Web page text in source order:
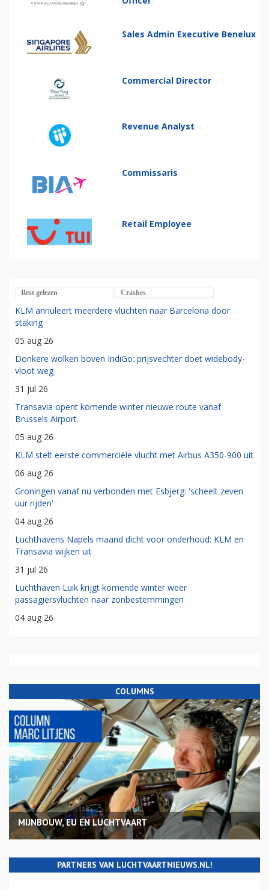
Sales Admin Executive Benelux
Commercial Director
Revenue Analyst
Commissaris
Retail Employee
Best gelezen Crashes
KLM annuleert meerdere vluchten naar Barcelona door
staking
05 aug 26
Donkere wolken boven IndiGo: prijsvechter doet widebody-
vloot weg
31 jul 26
Transavia opent komende winter nieuwe route vanaf
Brussels Airport
05 aug 26
KLM stelt eerste commerciële vlucht met Airbus A350-900 uit
06 aug 26
Groningen vanaf nu verbonden met Esbjerg: 'scheelt zeven
uur rijden'
04 aug 26
Luchthavens Napels maand dicht voor onderhoud: KLM en
Transavia wijken uit
31 jul 26
Luchthaven Luik krijgt komende winter weer
passagiersvluchten naar zonbestemmingen
04 aug 26
COLUMNS
MIJNBOUW, EU EN LUCHTVAART
PARTNERS VAN LUCHTVAARTNIEUWS.NL!